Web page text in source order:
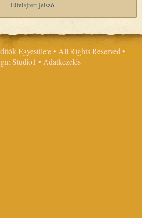
Elfelejtett jelszó
Egyesülete • All Rights Reserved •
Studio1 • Adatkezelés